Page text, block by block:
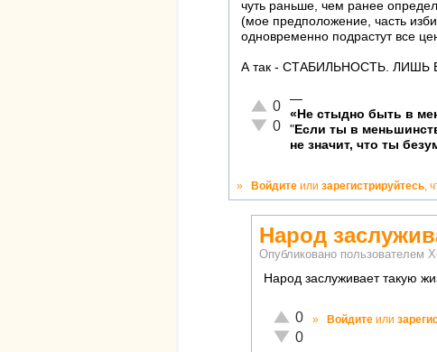
чуть раньше, чем ранее
(мое предположение, часть
одновременно подрастут все
А так - СТАБИЛЬНОСТЬ.
Отлично!
0
Неадекватно!
0
—
«Не стыдно быть в
" Если ты в
не значит, что ты
» Войдите или зарегистрируйтесь ,
Народ
Опубликовано пользователем
Народ заслуживает такую
Отлично!
0
Неадекватно!
0
» Войдите или